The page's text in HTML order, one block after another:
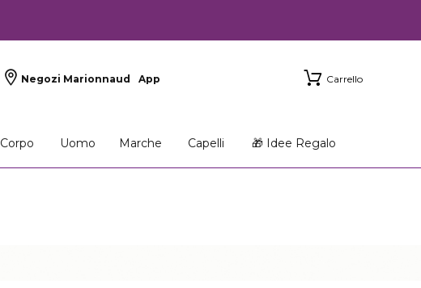
Negozi Marionnaud App Carrello
Corpo Uomo Marche Capelli 🎁 Idee Regalo